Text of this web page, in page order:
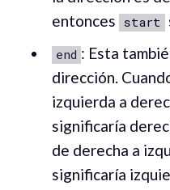
entonces start
end : Esta
dirección.
izquierda a
significaría
de derecha a
significaría